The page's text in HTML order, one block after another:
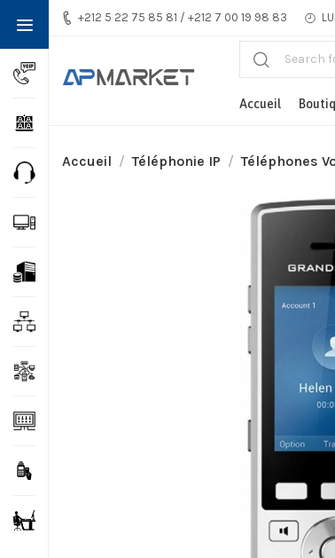
+212 5 22 75 85 81 / +212 7 00 19 98 83
Accueil
Accueil Téléphonie IP Téléphones